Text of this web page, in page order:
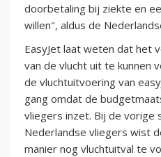
doorbetaling bij ziekte en
willen", aldus de
EasyJet laat weten dat het
van de vlucht uit te kunnen
de vluchtuitvoering van
gang omdat de
vliegers inzet. Bij de vorige
Nederlandse vliegers wist
manier nog vluchtuitval te